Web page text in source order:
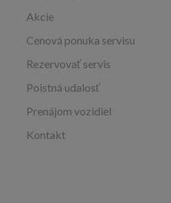
Akcie
Cenová ponuka servisu
Rezervovať servis
Poistná udalosť
Prenájom vozidiel
Kontakt